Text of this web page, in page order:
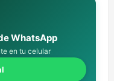
WhatsApp
en tu celular